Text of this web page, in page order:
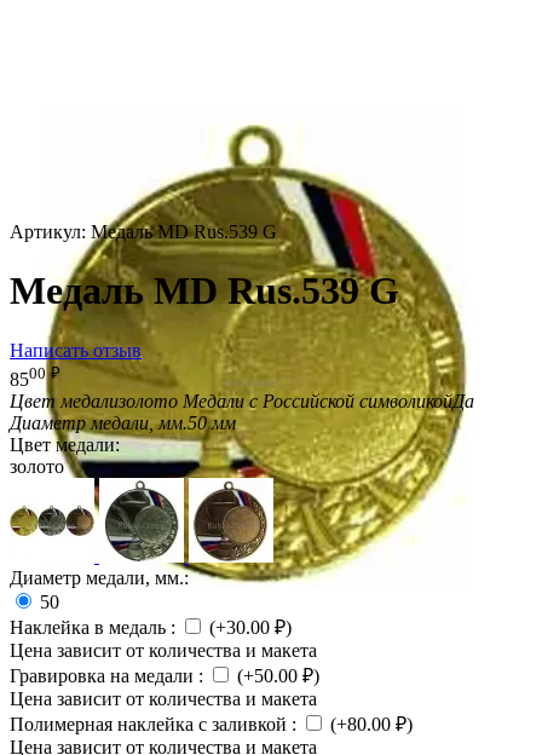
Артикул: Медаль MD Rus.539 G
Медаль MD Rus.539 G
Написать отзыв
8500 ₽
Цвет медализолото Медали с Российской символикойДа
Диаметр медали, мм.50 мм
Цвет медали:
золото
Диаметр медали, мм.:
50
Наклейка в медаль : (+30.00 ₽)
Цена зависит от количества и макета
Гравировка на медали : (+50.00 ₽)
Цена зависит от количества и макета
Полимерная наклейка с заливкой : (+80.00 ₽)
Цена зависит от количества и макета